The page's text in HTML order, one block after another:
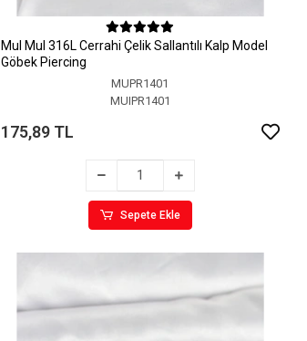
MuI MuI 316L Cerrahi Çelik Sallantılı Kalp Model
Göbek Piercing
MUPR1401
MUIPR1401
175,89 TL
Sepete Ekle